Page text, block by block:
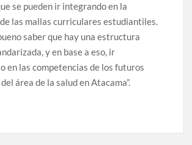
se pueden ir integrando en la
las mallas curriculares estudiantiles.
saber que hay una estructura
y en base a eso, ir
en las competencias de los futuros
área de la salud en Atacama”.